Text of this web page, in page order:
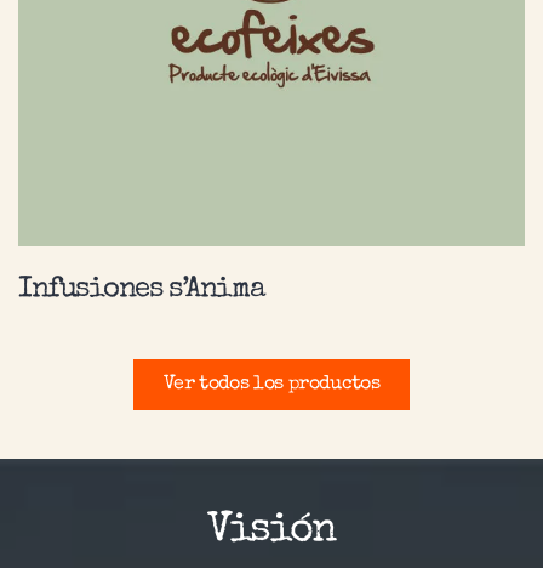
Infusiones s’Anima
Ver todos los productos
Visión